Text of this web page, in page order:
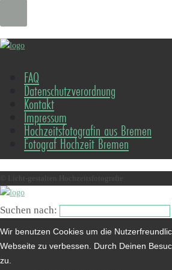
FAQ
Datenschutzverordnung
Kontakt
Impressum
Hochzeitsfotografin aus Bremen
Fotograf Hochzeit Bremen
© Licht-gestalten Hochzeitsfotografie
Suchen nach:
Wir benutzen Cookies um die
Webseite zu verbessen. Durch Deinen
zu.